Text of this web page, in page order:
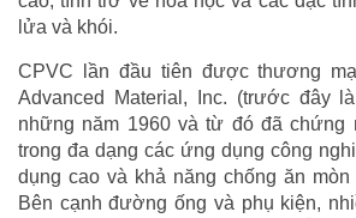
lửa và khói.
CPVC lần đầu tiên được thương
Advanced Material, Inc. (trước đây
những năm 1960 và từ đó đã chứng
trong đa dạng các ứng dụng công
dụng cao và khả năng chống ăn
Bên cạnh đường ống và phụ kiện,